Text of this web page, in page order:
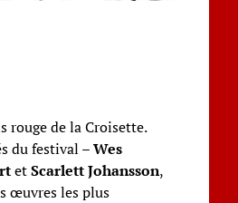
rouge de la Croisette.
du festival –Wes
etScarlett Johansson,
œuvres les plus